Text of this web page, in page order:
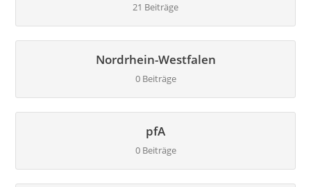
21 Beiträge
Nordrhein-Westfalen
0 Beiträge
pfA
0 Beiträge